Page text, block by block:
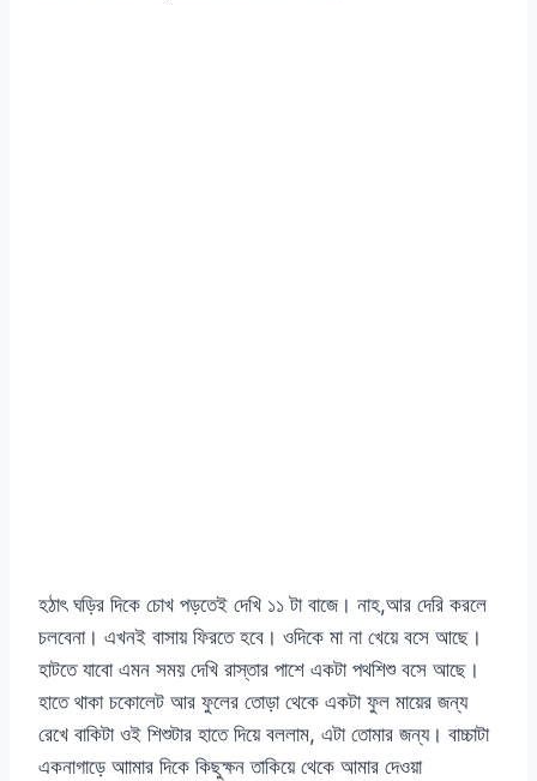
হঠাৎ ঘড়ির দিকে চোখ পড়তেই দেখি ১১ টা বাজে। নাহ,আর দেরি করলে
চলবেনা। এখনই বাসায় ফিরতে হবে। ওদিকে মা না খেয়ে বসে আছে।
হাটতে যাবো এমন সময় দেখি রাস্তার পাশে একটা পথশিশু বসে আছে।
হাতে থাকা চকোলেট আর ফুলের তোড়া থেকে একটা ফুল মায়ের জন্য
রেখে বাকিটা ওই শিশুটার হাতে দিয়ে বললাম, এটা তোমার জন্য। বাচ্চাটা
একনাগাড়ে আামার দিকে কিছুক্ষন তাকিয়ে থেকে আমার দেওয়া